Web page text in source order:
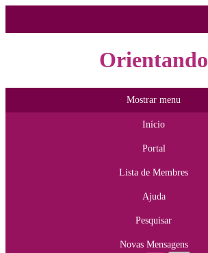
Orientando
Mostrar menu
Início
Portal
Lista de Membres
Ajuda
Pesquisar
Novas Mensagens